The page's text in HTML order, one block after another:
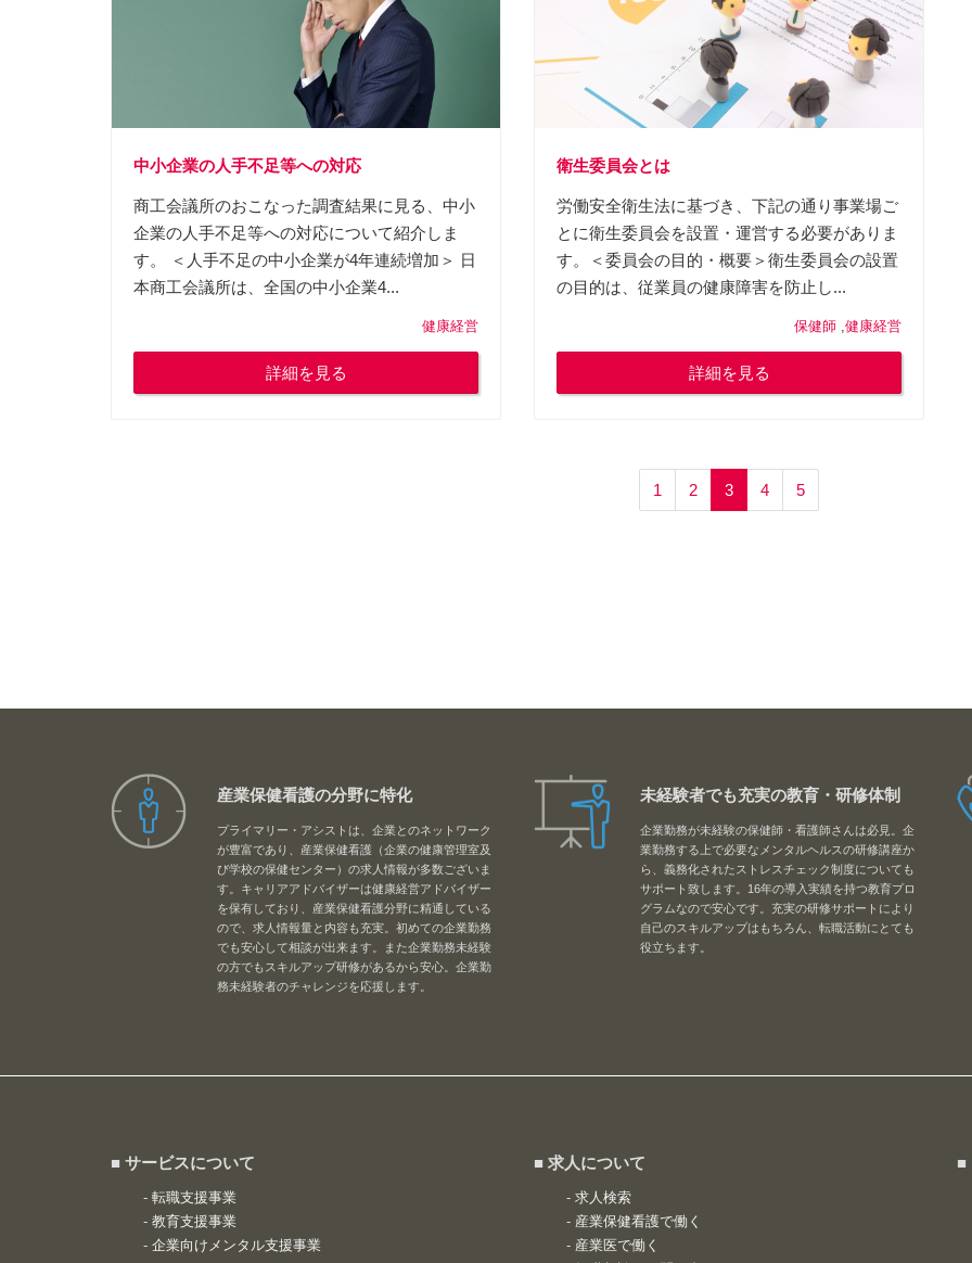
中小企業の人手不足等への対応
商工会議所のおこなった調査結果に見る、中小
企業の人手不足等への対応について紹介しま
す。 ＜人手不足の中小企業が4年連続増加＞ 日
本商工会議所は、全国の中小企業4...
健康経営
詳細を見る
衛生委員会とは
労働安全衛生法に基づき、下記の通り事業場ご
とに衛生委員会を設置・運営する必要がありま
す。＜委員会の目的・概要＞衛生委員会の設置
の目的は、従業員の健康障害を防止し...
保健師 健康経営
詳細を見る
1 2 3 4 5
産業保健看護の分野に特化
プライマリー・アシストは、企業とのネットワーク
が豊富であり、産業保健看護（企業の健康管理室及
び学校の保健センター）の求人情報が多数ございま
す。キャリアアドバイザーは健康経営アドバイザー
を保有しており、産業保健看護分野に精通している
ので、求人情報量と内容も充実。初めての企業勤務
でも安心して相談が出来ます。また企業勤務未経験
の方でもスキルアップ研修があるから安心。企業勤
務未経験者のチャレンジを応援します。
未経験者でも充実の教育・研修体制
企業勤務が未経験の保健師・看護師さんは必見。企
業勤務する上で必要なメンタルヘルスの研修講座か
ら、義務化されたストレスチェック制度についても
サポート致します。16年の導入実績を持つ教育プロ
グラムなので安心です。充実の研修サポートにより
自己のスキルアップはもちろん、転職活動にとても
役立ちます。
■ サービスについて
- 転職支援事業
- 教育支援事業
- 企業向けメンタル支援事業
■ 求人について
- 求人検索
- 産業保健看護で働く
- 産業医で働く
■